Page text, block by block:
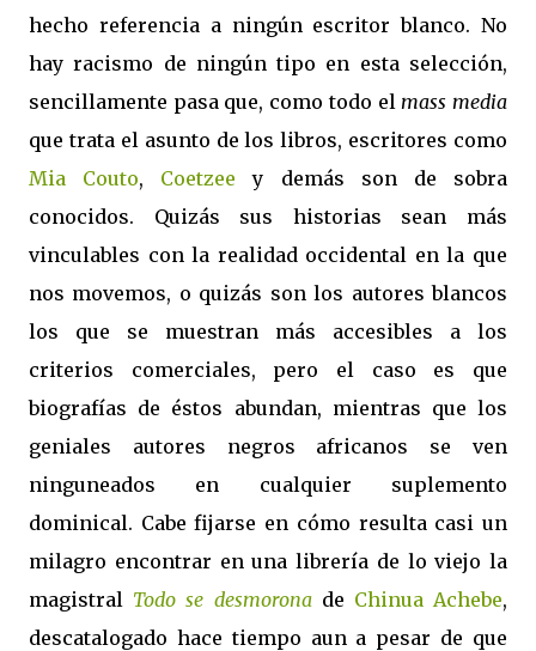
hecho referencia a ningún escritor blanco. No
hay racismo de ningún tipo en esta selección,
sencillamente pasa que, como todo elmass media
que trata el asunto de los libros, escritores como
Mia Couto, Coetzee y demás son de sobra
conocidos. Quizás sus historias sean más
vinculables con la realidad occidental en la que
nos movemos, o quizás son los autores blancos
los que se muestran más accesibles a los
criterios comerciales, pero el caso es que
biografías de éstos abundan, mientras que los
geniales autores negros africanos se ven
ninguneados en cualquier suplemento
dominical. Cabe fijarse en cómo resulta casi un
milagro encontrar en una librería de lo viejo la
magistral Todo se desmoronade Chinua Achebe,
descatalogado hace tiempo aun a pesar de que